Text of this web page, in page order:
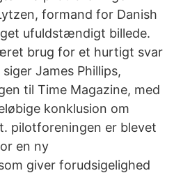
formand for Danish
ufuldstændigt billede.
brug for et hurtigt svar
James Phillips,
til Time Magazine, med
konklusion om
pilotforeningen er blevet
en ny
giver forudsigelighed